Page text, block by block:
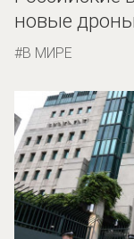
новые дроны
В МИРЕ